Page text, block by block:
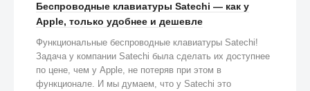
Беспроводные клавиатуры Satechi — как у
Apple, только удобнее и дешевле
Функциональные беспроводные клавиатуры Satechi!
Задача у компании Satechi была сделать их доступнее
по цене, чем у Apple, не потеряв при этом в
функционале. И мы думаем, что у Satechi это